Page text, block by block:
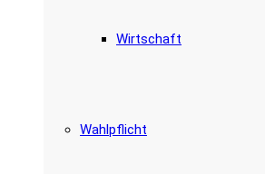
Wirtschaft
Wahlpflicht